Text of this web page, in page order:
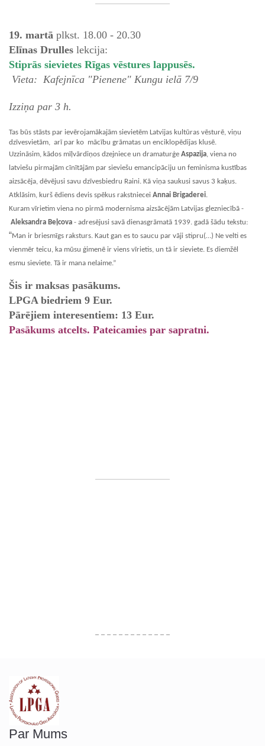
19. martā plkst. 18.00 - 20.30
Elīnas Drulles lekcija:
Stiprās sievietes Rīgas vēstures lappusēs.
Vieta: Kafejnīca "Pienene" Kungu ielā 7/9
Izziņa par 3 h.
Tas būs stāsts par ievērojamākajām sievietēm Latvijas kultūras vēsturē, viņu
dzīvesvietām, arī par ko mācību grāmatas un enciklopēdijas klusē.
Uzzināsim, kādos mīļvārdiņos dzejniece un dramaturģe Aspazija, viena no
latviešu pirmajām cīnītājām par sieviešu emancipāciju un feminisma kustības
aizsācēja, dēvējusi savu dzīvesbiedru Raini. Kā viņa saukusi savus 3 kaķus.
Atklāsim, kurš ēdiens devis spēkus rakstniecei Annai Brigaderei.
Kuram vīrietim viena no pirmā modernisma aizsācējām Latvijas glezniecībā -
Aleksandra Beļcova - adresējusi savā dienasgrāmatā 1939. gadā šādu tekstu:
“Man ir briesmīgs raksturs. Kaut gan es to saucu par vāji stipru(…) Ne velti es
vienmēr teicu, ka mūsu ģimenē ir viens vīrietis, un tā ir sieviete. Es diemžēl
esmu sieviete. Tā ir mana nelaime.”
Šis ir maksas pasākums.
LPGA biedriem 9 Eur.
Pārējiem interesentiem: 13 Eur.
Pasākums atcelts. Pateicamies par sapratni.
Par Mums